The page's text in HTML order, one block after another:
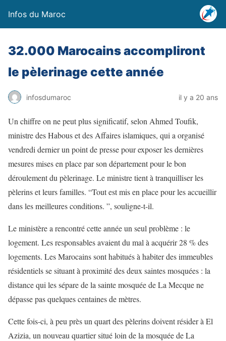
Infos du Maroc
32.000 Marocains accompliront
le pèlerinage cette année
infosdumaroc il y a 20 ans
Un chiffre on ne peut plus significatif, selon Ahmed Toufik,
ministre des Habous et des Affaires islamiques, qui a organisé
vendredi dernier un point de presse pour exposer les dernières
mesures mises en place par son département pour le bon
déroulement du pèlerinage. Le ministre tient à tranquilliser les
pèlerins et leurs familles. “Tout est mis en place pour les accueillir
dans les meilleures conditions. ”, souligne-t-il.
Le ministère a rencontré cette année un seul problème : le
logement. Les responsables avaient du mal à acquérir 28 % des
logements. Les Marocains sont habitués à habiter des immeubles
résidentiels se situant à proximité des deux saintes mosquées : la
distance qui les sépare de la sainte mosquée de La Mecque ne
dépasse pas quelques centaines de mètres.
Cette fois-ci, à peu près un quart des pèlerins doivent résider à El
Azizia, un nouveau quartier situé loin de la mosquée de La